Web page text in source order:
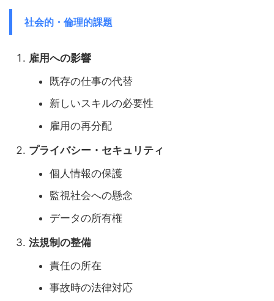
社会的・倫理的課題
雇用への影響
既存の仕事の代替
新しいスキルの必要性
雇用の再分配
プライバシー・セキュリティ
個人情報の保護
監視社会への懸念
データの所有権
法規制の整備
責任の所在
事故時の法律対応